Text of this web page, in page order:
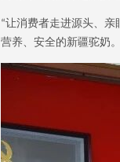
“让消费者走进源头、亲
营养、安全的新疆驼奶